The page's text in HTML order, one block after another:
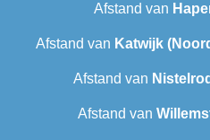
Afstand van
Afstand van Katwijk
Afstand van
Afstand van